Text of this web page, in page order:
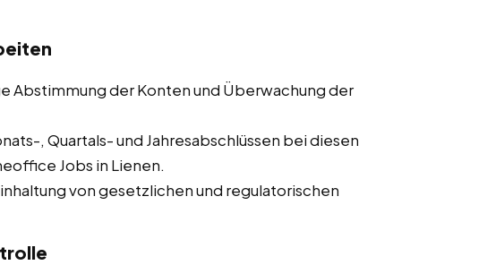
Abstimmung der Konten und Überwachung der
, Quartals- und Jahresabschlüssen bei diesen
Jobs in Lienen.
von gesetzlichen und regulatorischen